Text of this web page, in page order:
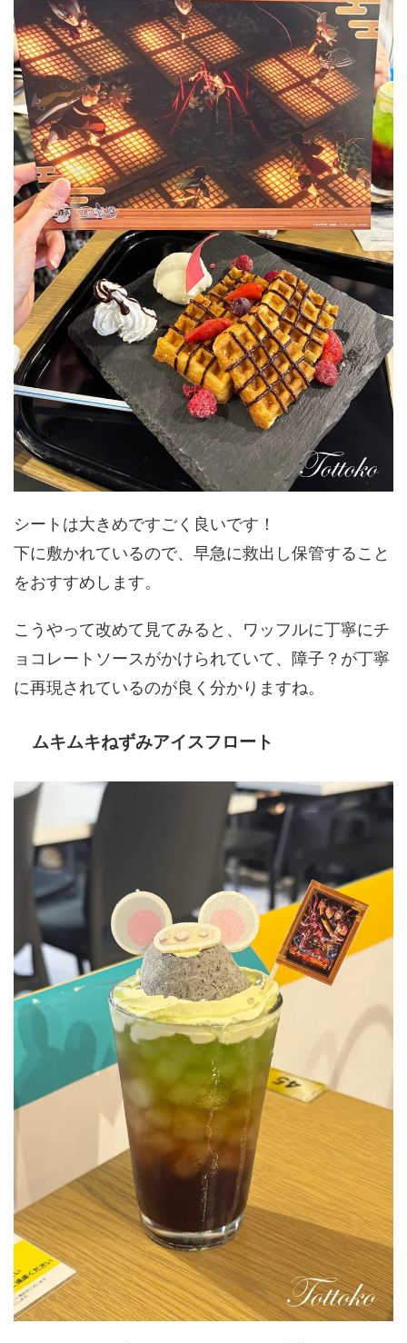
シートは大きめですごく良いです！
下に敷かれているので、早急に救出し保管すること
をおすすめします。
こうやって改めて見てみると、ワッフルに丁寧にチ
ョコレートソースがかけられていて、障子？が丁寧
に再現されているのが良く分かりますね。
ムキムキねずみアイスフロート